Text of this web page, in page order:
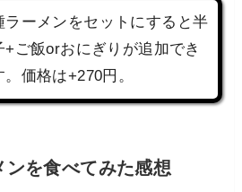
ラーメンをセットにすると半
+ご飯orおにぎりが追加でき
。価格は+270円。
を食べてみた感想